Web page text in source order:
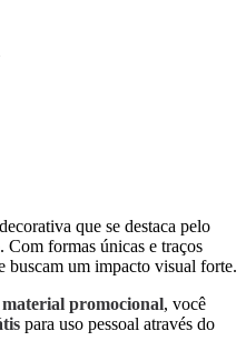
que se destaca pelo
Com formas únicas e traços
buscam um impacto visual forte.
material promocional, você
para uso pessoal através do